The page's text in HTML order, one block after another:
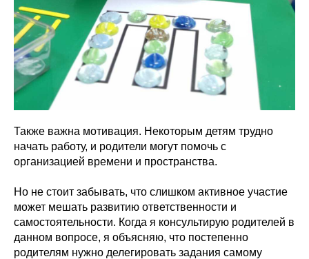
Также важна мотивация. Некоторым детям трудно
начать работу, и родители могут помочь с
организацией времени и пространства.
Но не стоит забывать, что слишком активное участие
может мешать развитию ответственности и
самостоятельности. Когда я консультирую родителей в
данном вопросе, я объясняю, что постепенно
родителям нужно делегировать задания самому